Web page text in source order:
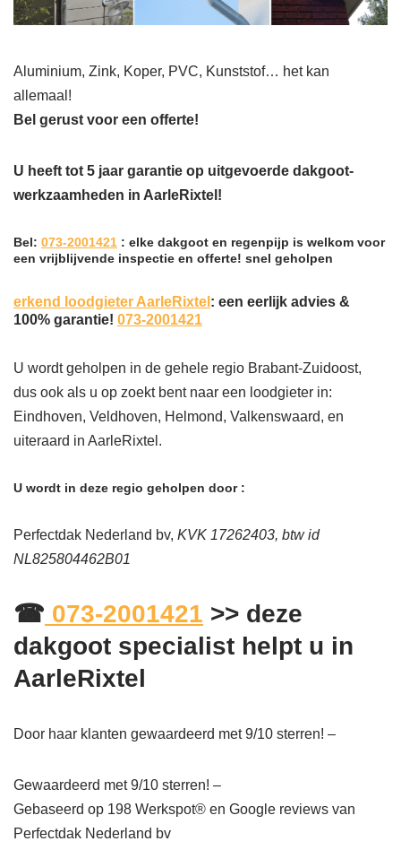
Aluminium, Zink, Koper, PVC, Kunststof… het kan
allemaal!
Bel gerust voor een offerte!
U heeft tot 5 jaar garantie op uitgevoerde dakgoot-
werkzaamheden in AarleRixtel!
Bel: 073-2001421 : elke dakgoot en regenpijp is welkom voor
een vrijblijvende inspectie en offerte! snel geholpen
erkend loodgieter AarleRixtel : een eerlijk advies &
100% garantie! 073-2001421
U wordt geholpen in de gehele regio Brabant-Zuidoost,
dus ook als u op zoekt bent naar een loodgieter in:
Eindhoven, Veldhoven, Helmond, Valkenswaard, en
uiteraard in AarleRixtel.
U wordt in deze regio geholpen door :
Perfectdak Nederland bv, KVK 17262403, btw id
NL825804462B01
☎ 073-2001421 >> deze
dakgoot specialist helpt u in
AarleRixtel
Door haar klanten gewaardeerd met 9/10 sterren! –
Gewaardeerd met 9/10 sterren! –
Gebaseerd op 198 Werkspot® en Google reviews van
Perfectdak Nederland bv